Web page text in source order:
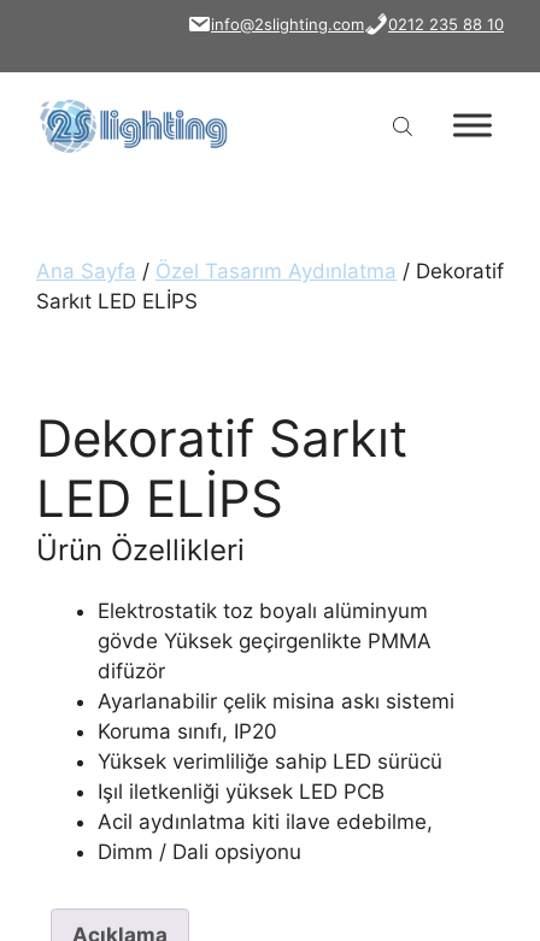
info@2slighting.com 0212 235 88 10
Ana Sayfa / Özel Tasarım Aydınlatma / Dekoratif
Sarkıt LED ELİPS
Dekoratif Sarkıt
LED ELİPS
Ürün Özellikleri
Elektrostatik toz boyalı alüminyum
gövde Yüksek geçirgenlikte PMMA
difüzör
Ayarlanabilir çelik misina askı sistemi
Koruma sınıfı, IP20
Yüksek verimliliğe sahip LED sürücü
Işıl iletkenliği yüksek LED PCB
Acil aydınlatma kiti ilave edebilme,
Dimm / Dali opsiyonu
Açıklama